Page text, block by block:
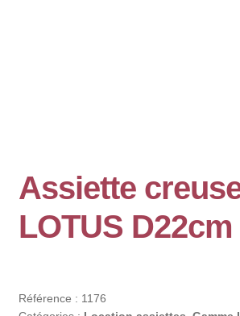
Assiette
LOTUS D22cm
Référence : 1176